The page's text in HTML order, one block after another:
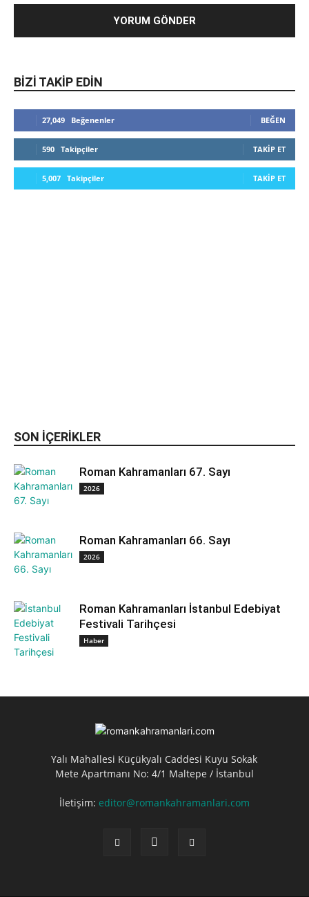
BIZI TAKIP EDIN
27,049 Beğenenler BEĞEN
590 Takipçiler TAKIP ET
5,007 Takipçiler TAKIP ET
SON IÇERIKLER
Roman Kahramanları 67. Sayı
2026
Roman Kahramanları 66. Sayı
2026
Roman Kahramanları İstanbul Edebiyat
Festivali Tarihçesi
Haber
Yalı Mahallesi Küçükyalı Caddesi Kuyu Sokak
Mete Apartmanı No: 4/1 Maltepe / İstanbul
İletişim: editor@romankahramanlari.com